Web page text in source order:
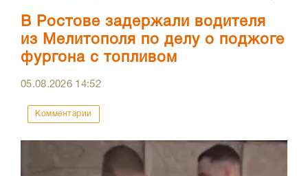
В Ростове задержали водителя
из Мелитополя по делу о поджоге
фургона с топливом
05.08.2026 14:52
Комментарии